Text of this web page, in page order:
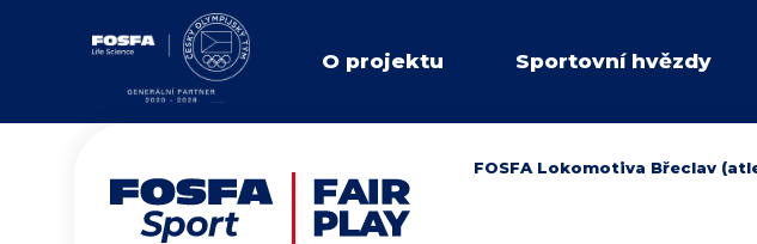
O projektu Sportovní hvězdy
FOSFA Lokomotiva Břeclav